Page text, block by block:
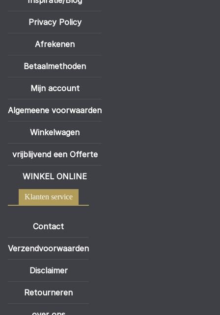
Privacy Policy
Afrekenen
Betaalmethoden
Mijn account
Algemeene voorwaarden
Winkelwagen
vrijblijvend een Offerte
WINKEL ONLINE
Klanten service
Contact
Verzendvoorwaarden
Disclaimer
Retourneren